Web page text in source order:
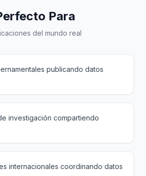
Para
del mundo real
publicando datos
investigación compartiendo
internacionales coordinando datos